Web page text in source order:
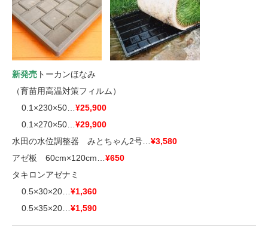
新発売 トーカンほなみ
（育苗用高温対策フィルム）
0.1×230×50… ¥25,900
0.1×270×50… ¥29,900
水田の水位調整器 みとちゃん2号… ¥3,580
アゼ板 60cm×120cm… ¥650
タキロンアゼナミ
0.5×30×20… ¥1,360
0.5×35×20… ¥1,590